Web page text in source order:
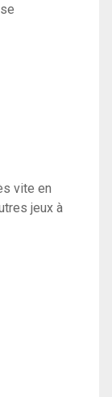
vite en
jeux à